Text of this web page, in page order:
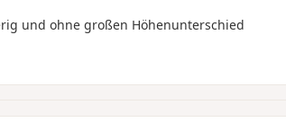
und ohne großen Höhenunterschied